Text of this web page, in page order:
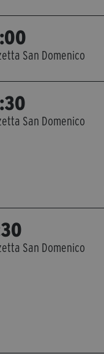
San Domenico
San Domenico
San Domenico